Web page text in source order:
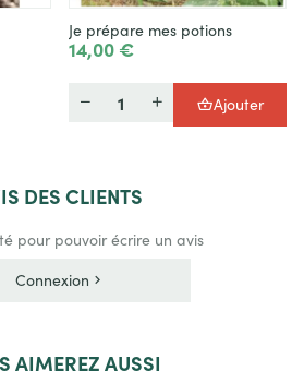
Je prépare mes potions
14,00 €
Ajouter
DES CLIENTS
pour pouvoir écrire un avis
Connexion
AIMEREZ AUSSI